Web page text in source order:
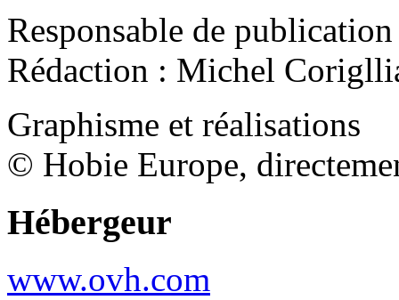
Responsable de
Rédaction : Michel
Graphisme et réalisations
© Hobie Europe,
Hébergeur
www.ovh.com